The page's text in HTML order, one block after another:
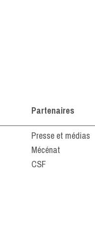
Partenaires
Presse et médias
Mécénat
CSF